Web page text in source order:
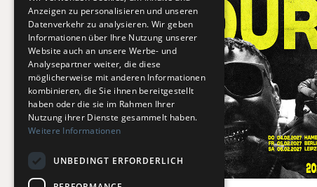
Anzeigen zu personalisieren und unseren
Datenverkehr zu analysieren. Wir geben
Informationen über Ihre Nutzung unserer
Website auch an unsere Werbe- und
Analysepartner weiter, die diese
möglicherweise mit anderen Informationen
kombinieren, die Sie ihnen bereitgestellt
haben oder die sie im Rahmen Ihrer
Nutzung ihrer Dienste gesammelt haben.
Weitere Informationen
UNBEDINGT ERFORDERLICH